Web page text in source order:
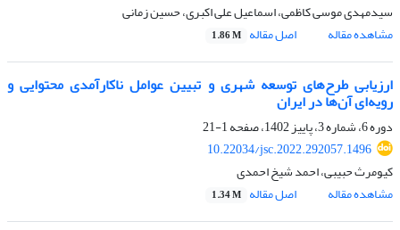
سیدمهدی موسی کاظمی، اسماعیل علی اکبری، حسین زمانی
مشاهده مقاله
اصل مقاله 1.86 M
ارزیابی طرح‌های توسعه شهری و تبیین عوامل ناکارآمدی محتوایی و
رویه‌ای آن‌ها در ایران
دوره 6، شماره 3، پاییز 1402، صفحه
1-21
10.22034/jsc.2022.292057.1496
کیومرث حبیبی، احمد شیخ احمدی
مشاهده مقاله
اصل مقاله 1.34 M